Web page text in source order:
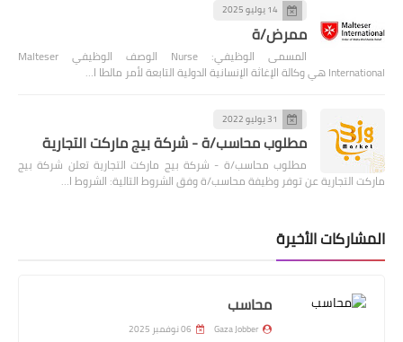
14 يوليو 2025
ممرض/ة
المسمى الوظيفي: Nurse الوصف الوظيفي Malteser
International هي وكالة الإغاثة الإنسانية الدولية التابعة لأمر مالطا ا…
31 يوليو 2022
مطلوب محاسب/ة - شركة بيج ماركت التجارية
مطلوب محاسب/ة - شركة بيج ماركت التجارية تعلن شركة بيج
ماركت التجارية عن توفر وظيفة محاسب/ة وفق الشروط التالية: الشروط ا…
المشاركات الأخيرة
محاسب
Gaza Jobber 06 نوفمبر 2025